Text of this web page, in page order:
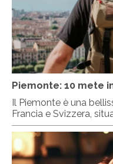
Piemonte: 10 mete
Il Piemonte è una
Francia e Svizzera,